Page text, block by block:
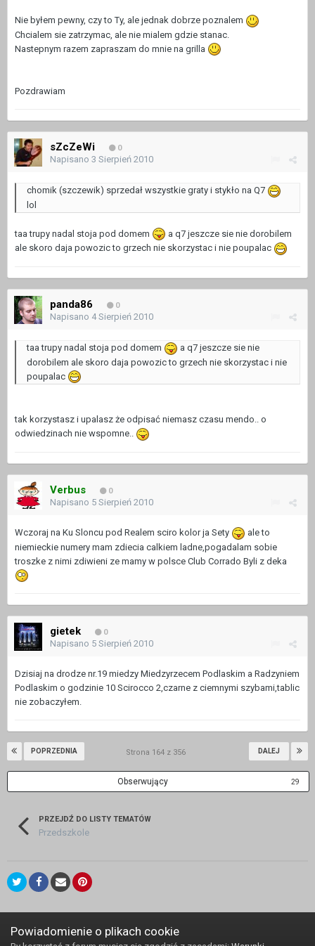
Nie byłem pewny, czy to Ty, ale jednak dobrze poznalem
Chcialem sie zatrzymac, ale nie mialem gdzie stanac.
Nastepnym razem zapraszam do mnie na grilla
Pozdrawiam
sZcZeWi 0
Napisano 3 Sierpień 2010
chomik (szczewik) sprzedał wszystkie graty i stykło na Q7
lol
taa trupy nadal stoja pod domem
a q7 jeszcze sie nie dorobilem
ale skoro daja powozic to grzech nie skorzystac i nie poupalac
panda86 0
Napisano 4 Sierpień 2010
taa trupy nadal stoja pod domem
a q7 jeszcze sie nie
dorobilem ale skoro daja powozic to grzech nie skorzystac i nie
poupalac
tak korzystasz i upalasz że odpisać niemasz czasu mendo.. o
odwiedzinach nie wspomne..
Verbus 0
Napisano 5 Sierpień 2010
Wczoraj na Ku Sloncu pod Realem sciro kolor ja Sety
ale to
niemieckie numery mam zdiecia calkiem ladne,pogadalam sobie
troszke z nimi zdiwieni ze mamy w polsce Club Corrado Byli z deka
gietek 0
Napisano 5 Sierpień 2010
Dzisiaj na drodze nr.19 miedzy Miedzyrzecem Podlaskim a Radzyniem
Podlaskim o godzinie 10 Scirocco 2,czarne z ciemnymi szybami,tablic
nie zobaczyłem.
POPRZEDNIA DALEJ
Strona 164 z 356
Obserwujący 29
PRZEJDŹ DO LISTY TEMATÓW
Przedszkole
Powered by Invision Community
Powiadomienie o plikach cookie